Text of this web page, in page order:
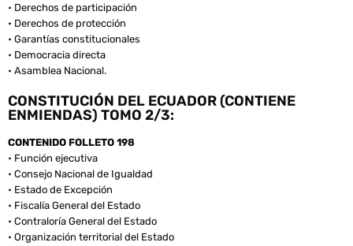
• Derechos de participación
• Derechos de protección
• Garantías constitucionales
• Democracia directa
• Asamblea Nacional.
CONSTITUCIÓN DEL ECUADOR (CONTIENE
ENMIENDAS) TOMO 2/3:
CONTENIDO FOLLETO 198
• Función ejecutiva
• Consejo Nacional de Igualdad
• Estado de Excepción
• Fiscalía General del Estado
• Contraloría General del Estado
• Organización territorial del Estado